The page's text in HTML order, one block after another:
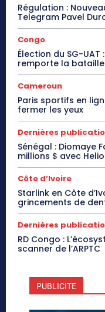
Régulation :
Telegram Pavel
Congo
Élection du SG-UAT
remporte la
Cameroun
Paris sportifs en
fermer les yeux
Dernières
Sénégal : Diomaye
millions $ avec
Côte d’Ivoire
Starlink en Côte
grincements de
Dernières
RD Congo :
scanner de l’ARPTC
PUBLICITE